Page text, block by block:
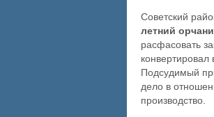
Советский
летний
расфасовать
конвертировал
Подсудимый
дело в
производство.